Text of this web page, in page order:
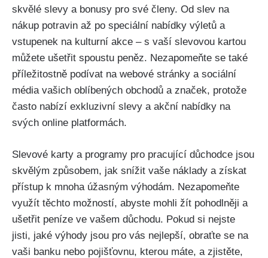
skvělé slevy a bonusy pro své členy. Od slev na
nákup potravin až po speciální nabídky výletů a
vstupenek na kulturní akce – s vaší slevovou kartou
můžete ušetřit spoustu peněz. Nezapomeňte se také
příležitostně podívat na webové stránky a sociální
média vašich oblíbených obchodů a značek, protože
často nabízí exkluzivní slevy a akční nabídky na
svých online platformách.
Slevové karty a programy pro pracující důchodce jsou
skvělým způsobem, jak snížit vaše náklady a získat
přístup k mnoha úžasným výhodám. Nezapomeňte
využít těchto možností, abyste mohli žít pohodlněji a
ušetřit peníze ve vašem důchodu. Pokud si nejste
jisti, jaké výhody jsou pro vás nejlepší, obraťte se na
vaši banku nebo pojišťovnu, kterou máte, a zjistěte,